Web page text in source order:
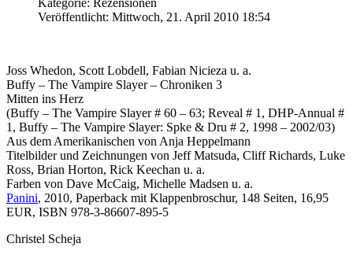
Kategorie: Rezensionen
Veröffentlicht: Mittwoch, 21. April 2010 18:54
Joss Whedon, Scott Lobdell, Fabian Nicieza u. a.
Buffy – The Vampire Slayer – Chroniken 3
Mitten ins Herz
(Buffy – The Vampire Slayer # 60 – 63; Reveal # 1, DHP-Annual #
1, Buffy – The Vampire Slayer: Spke & Dru # 2, 1998 – 2002/03)
Aus dem Amerikanischen von Anja Heppelmann
Titelbilder und Zeichnungen von Jeff Matsuda, Cliff Richards, Luke
Ross, Brian Horton, Rick Keechan u. a.
Farben von Dave McCaig, Michelle Madsen u. a.
Panini, 2010, Paperback mit Klappenbroschur, 148 Seiten, 16,95
EUR, ISBN 978-3-86607-895-5
Christel Scheja